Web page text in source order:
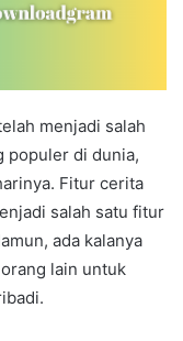
menjadi salah
populer di dunia,
Fitur cerita
salah satu fitur
ada kalanya
lain untuk